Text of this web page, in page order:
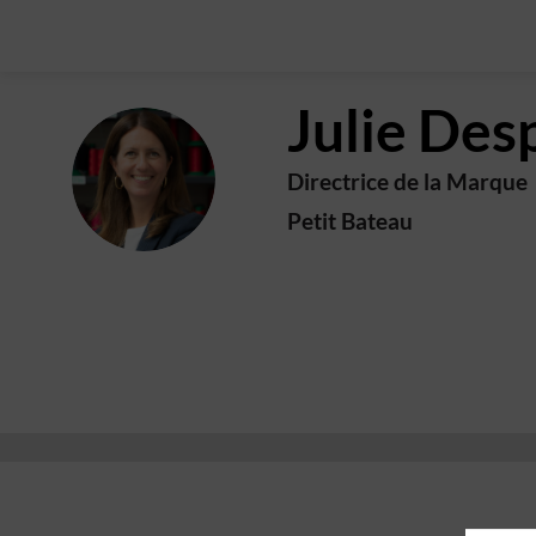
JD
Julie
Directrice de la Marque
Petit Bateau